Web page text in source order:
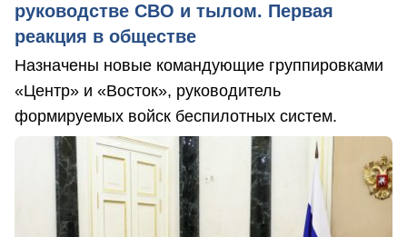
руководстве СВО и тылом. Первая
реакция в обществе
Назначены новые командующие группировками
«Центр» и «Восток», руководитель
формируемых войск беспилотных систем.